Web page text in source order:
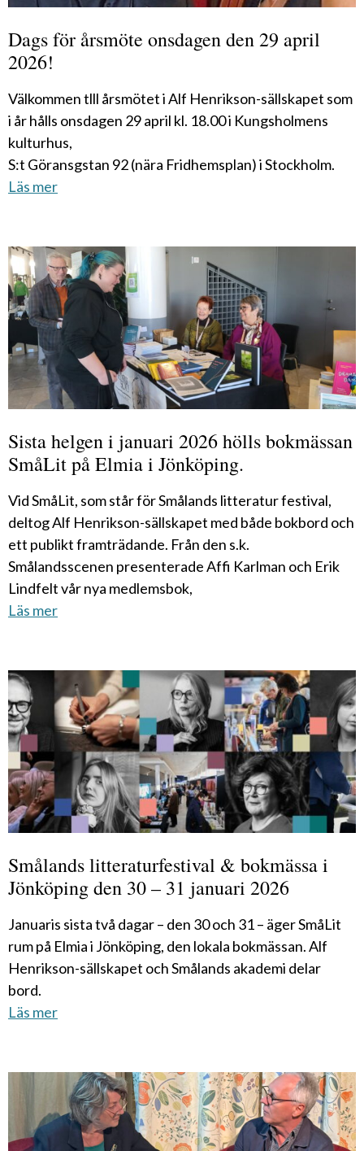
Dags för årsmöte onsdagen den 29 april
2026!
Välkommen tlll årsmötet i Alf Henrikson-sällskapet som
i år hålls onsdagen 29 april kl. 18.00 i Kungsholmens
kulturhus,
S:t Göransgstan 92 (nära Fridhemsplan) i Stockholm.
Läs mer
Sista helgen i januari 2026 hölls bokmässan
SmåLit på Elmia i Jönköping.
Vid SmåLit, som står för Smålands litteratur festival,
deltog Alf Henrikson-sällskapet med både bokbord och
ett publikt framträdande. Från den s.k.
Smålandsscenen presenterade Affi Karlman och Erik
Lindfelt vår nya medlemsbok,
Läs mer
Smålands litteraturfestival & bokmässa i
Jönköping den 30 – 31 januari 2026
Januaris sista två dagar – den 30 och 31 – äger SmåLit
rum på Elmia i Jönköping, den lokala bokmässan. Alf
Henrikson-sällskapet och Smålands akademi delar
bord.
Läs mer